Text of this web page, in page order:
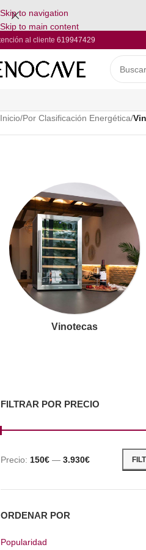
Skip to navigation
Skip to main content
al cliente 619947429
Inicio/Por Clasificación Energética/
Vinotecas
FILTRAR POR PRECIO
Precio: 150€— 3.930€
ORDENAR POR
Popularidad